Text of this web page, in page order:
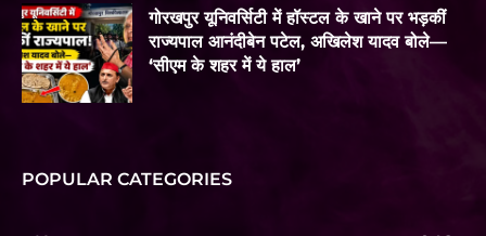
गोरखपुर यूनिवर्सिटी में हॉस्टल के खाने पर भड़कीं
राज्यपाल आनंदीबेन पटेल, अखिलेश यादव बोले—
‘सीएम के शहर में ये हाल’
POPULAR CATEGORIES